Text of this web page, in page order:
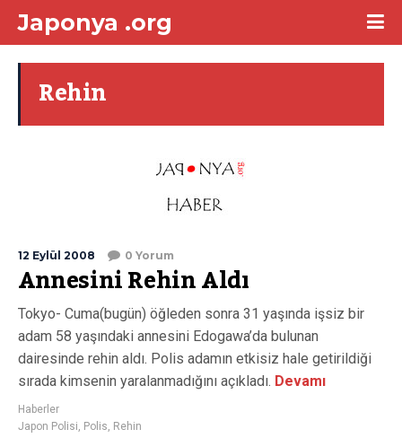
Japonya .org
Rehin
12 Eylül 2008 0 Yorum
Annesini Rehin Aldı
Tokyo- Cuma(bugün) öğleden sonra 31 yaşında işsiz bir
adam 58 yaşındaki annesini Edogawa’da bulunan
dairesinde rehin aldı. Polis adamın etkisiz hale getirildiği
sırada kimsenin yaralanmadığını açıkladı. Devamı
Haberler
Japon Polisi, Polis, Rehin